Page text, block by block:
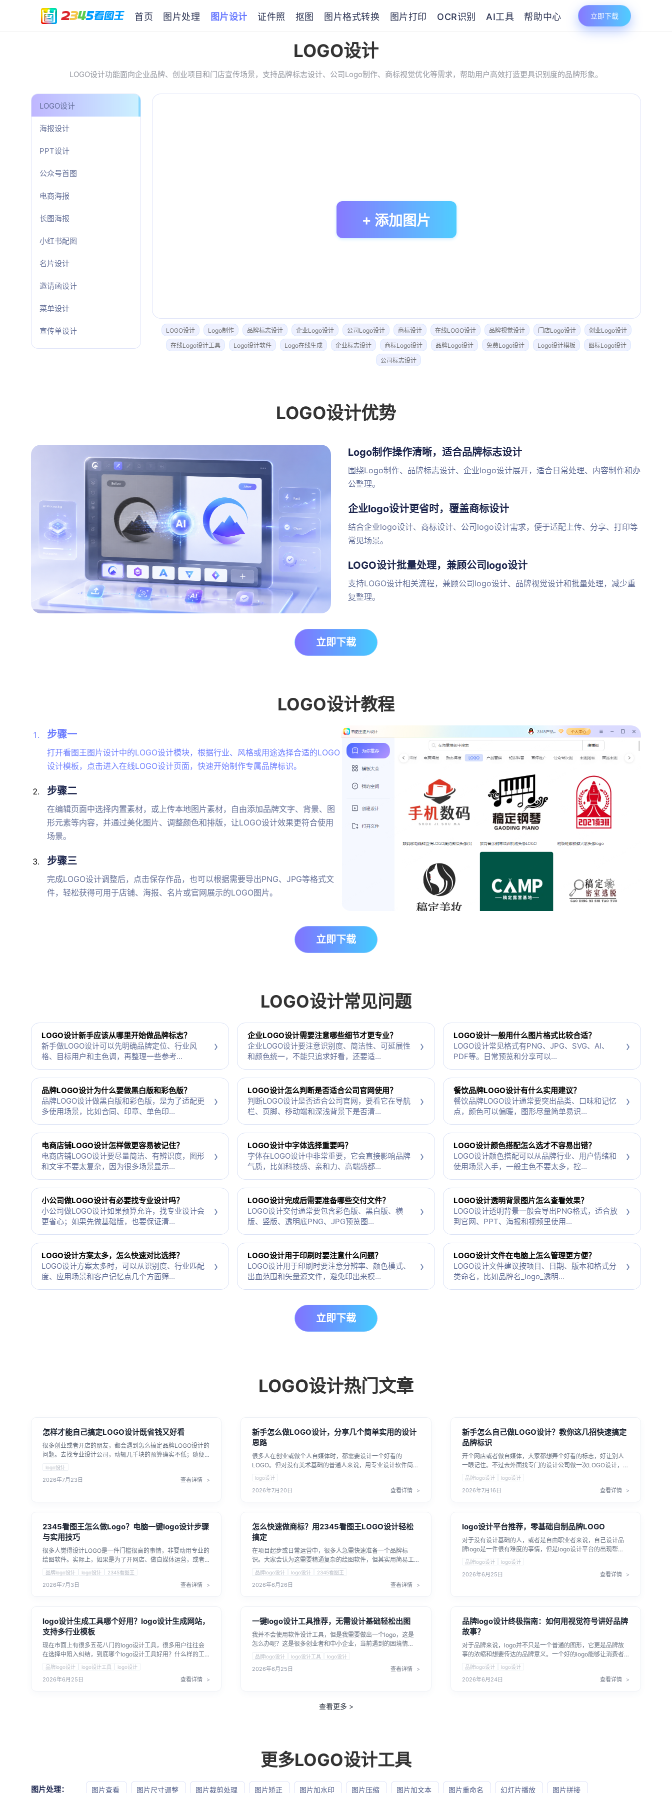
首页 图片处理 图片设计 证件照 抠图 图片格式转换 图片打印 OCR识别 AI工具 帮助中心 立即下载
LOGO设计
LOGO设计功能面向企业品牌、创业项目和门店宣传场景，支持品牌标志设计、公司Logo制作、商标视觉优化等需求，帮助用户高效打造更具识别度的品牌形象。
LOGO设计
海报设计
PPT设计
公众号首图
电商海报
长图海报
小红书配图
名片设计
邀请函设计
菜单设计
宣传单设计
VI设计
海报模板设计
配图设计
+ 添加图片
LOGO设计 Logo制作 品牌标志设计 企业Logo设计 公司Logo设计 商标设计 在线LOGO设计 品牌视觉设计 门店Logo设计
创业Logo设计
在线Logo设计工具
Logo设计软件 Logo在线生成 企业标志设计 商标Logo设计 品牌Logo设计 免费Logo设计 Logo设计模板
图标Logo设计
公司标志设计
LOGO设计优势
Logo制作操作清晰，适合品牌标志设计
围绕Logo制作、品牌标志设计、企业logo设计展开，适合日常处理、内容制作和办
公整理。
企业logo设计更省时，覆盖商标设计
结合企业logo设计、商标设计、公司logo设计需求，便于适配上传、分享、打印等
常见场景。
LOGO设计批量处理，兼顾公司logo设计
支持LOGO设计相关流程，兼顾公司logo设计、品牌视觉设计和批量处理，减少重
复整理。
立即下载
LOGO设计教程
步骤一
打开看图王图片设计中的LOGO设计模块，根据行业、风格或用途选择合适的LOGO
设计模板，点击进入在线LOGO设计页面，快速开始制作专属品牌标识。
步骤二
在编辑页面中选择内置素材，或上传本地图片素材，自由添加品牌文字、背景、图
形元素等内容，并通过美化图片、调整颜色和排版，让LOGO设计效果更符合使用
场景。
步骤三
完成LOGO设计调整后，点击保存作品，也可以根据需要导出PNG、JPG等格式文
件，轻松获得可用于店铺、海报、名片或官网展示的LOGO图片。
立即下载
LOGO设计常见问题
LOGO设计新手应该从哪里开始做品牌标志？
新手做LOGO设计可以先明确品牌定位、行业风
格、目标用户和主色调，再整理一些参考...
›
企业LOGO设计需要注意哪些细节才更专业？
企业LOGO设计要注意识别度、简洁性、可延展性
和颜色统一，不能只追求好看，还要适...
›
LOGO设计一般用什么图片格式比较合适？
LOGO设计常见格式有PNG、JPG、SVG、AI、
PDF等。日常预览和分享可以...
›
品牌LOGO设计为什么要做黑白版和彩色版？
品牌LOGO设计做黑白版和彩色版，是为了适配更
多使用场景，比如合同、印章、单色印...
›
LOGO设计怎么判断是否适合公司官网使用？
判断LOGO设计是否适合公司官网，要看它在导航
栏、页脚、移动端和深浅背景下是否清...
›
餐饮品牌LOGO设计有什么实用建议？
餐饮品牌LOGO设计通常要突出品类、口味和记忆
点，颜色可以偏暖，图形尽量简单易识...
›
电商店铺LOGO设计怎样做更容易被记住？
电商店铺LOGO设计要尽量简洁、有辨识度，图形
和文字不要太复杂，因为很多场景显示...
›
LOGO设计中字体选择重要吗？
字体在LOGO设计中非常重要，它会直接影响品牌
气质，比如科技感、亲和力、高端感都...
›
LOGO设计颜色搭配怎么选才不容易出错？
LOGO设计颜色搭配可以从品牌行业、用户情绪和
使用场景入手，一般主色不要太多，控...
›
小公司做LOGO设计有必要找专业设计吗？
小公司做LOGO设计如果预算允许，找专业设计会
更省心；如果先做基础版，也要保证清...
›
LOGO设计完成后需要准备哪些交付文件？
LOGO设计交付通常要包含彩色版、黑白版、横
版、竖版、透明底PNG、JPG预览图...
›
LOGO设计透明背景图片怎么查看效果？
LOGO设计透明背景一般会导出PNG格式，适合放
到官网、PPT、海报和视频里使用...
›
LOGO设计方案太多，怎么快速对比选择？
LOGO设计方案太多时，可以从识别度、行业匹配
度、应用场景和客户记忆点几个方面筛...
›
LOGO设计用于印刷时要注意什么问题？
LOGO设计用于印刷时要注意分辨率、颜色模式、
出血范围和矢量源文件，避免印出来模...
›
LOGO设计文件在电脑上怎么管理更方便？
LOGO设计文件建议按项目、日期、版本和格式分
类命名，比如品牌名_logo_透明...
›
立即下载
LOGO设计热门文章
怎样才能自己搞定LOGO设计既省钱又好看
很多创业或者开店的朋友，都会遇到怎么搞定品牌LOGO设计的
问题。去找专业设计公司，动辄几千块的预算确实不低；随便
在网上找图，又担心版权纠纷。其实现在有很多好用的在线设
计工具，即便没有美术功底和设计经验，自己花点时间也能做
出不错的标志。
logo设计
2026年7月23日 查看详情
新手怎么做LOGO设计，分享几个简单实用的设计
思路
很多人在创业或做个人自媒体时，都需要设计一个好看的
LOGO。但对没有美术基础的普通人来说，用专业设计软件简直
是折磨。其实做好LOGO设计并不一定非得去学复杂的画图工
具。这里给大家分享几个新手做LOGO设计的实用思路，轻松解
决这个难题。
logo设计
2026年7月20日 查看详情
新手怎么自己做LOGO设计？教你这几招快速搞定
品牌标识
开个网店或者做自媒体，大家都想弄个好看的标志，好让别人
一眼记住。不过去外面找专门的设计公司做一次LOGO设计，动
辄就要几百甚至上千块，对刚起步、资金紧张的朋友来说确实
不太划算。要是自己动手，用那些专业的设计软件，光是下载
安装就得折腾半天，更别提去学怎么画线条、怎么配颜色了，
品牌logo设计 logo设计
2026年7月16日 查看详情
2345看图王怎么做Logo？电脑一键logo设计步骤
与实用技巧
很多人觉得设计LOGO是一件门槛很高的事情，非要动用专业的
绘图软件。实际上，如果是为了开网店、做自媒体运营，或者
是帮朋友的实体店做个简易标志，借助好工具便能轻松完成。
品牌logo设计 logo设计 2345看图王
2026年7月3日 查看详情
怎么快速做商标？用2345看图王LOGO设计轻松
搞定
在项目起步或日常运营中，很多人急需快速准备一个品牌标
识。大家会认为这需要精通复杂的绘图软件，但其实用简易工
具就能处理。比如利用2345看图王LOGO设计功能，就能轻松
完成基础图形制作。如果你正面临快速产出标志的需求，掌握
2345看图王LOGO设计的方法能省下不少精力。下面我们就来
品牌logo设计 logo设计 2345看图王
2026年6月26日 查看详情
logo设计平台推荐，零基础自制品牌LOGO
对于没有设计基础的人，或者是自由职业者来说，自己设计品
牌logo是一件很有难度的事情，但是logo设计平台的出现帮
助，人们零基础自制logo变成现实。
品牌logo设计 logo设计
2026年6月25日 查看详情
logo设计生成工具哪个好用？logo设计生成网站，
支持多行业模板
现在市面上有很多五花八门的logo设计工具，很多用户往往会
在选择中陷入纠结，到底哪个logo设计工具好用？什么样的工
具才是好的logo设计工具。本篇文章将为大家从多个维度梳理
好的logo在线工具的筛选标准。
品牌logo设计 logo设计工具 logo设计
2026年6月25日 查看详情
一键logo设计工具推荐，无需设计基础轻松出图
我并不会使用软件设计工具，但是我需要做出一个logo，这是
怎么办呢？这是很多创业者和中小企业，当前遇到的困境情
况，一键logo设计工具就是为了满足没有设计基础，没有过高
预算，但是需要设计logo的需求。
品牌logo设计 logo设计工具 logo设计
2026年6月25日 查看详情
品牌logo设计终极指南：如何用视觉符号讲好品牌
故事？
对于品牌来说，logo并不只是一个普通的图形，它更是品牌故
事的浓缩和想要传达的品牌意义。一个好的logo能够让消费者
在非常短的时间内感知到品牌的含义，因此，品牌logo设计需
要了解怎么讲好品牌故事？
品牌logo设计 logo设计
2026年6月24日 查看详情
查看更多 >
更多LOGO设计工具
图片处理： 图片查看 图片尺寸调整 图片裁剪处理 图片矫正 图片加水印 图片压缩 图片加文本 图片重命名 幻灯片播放 图片拼接